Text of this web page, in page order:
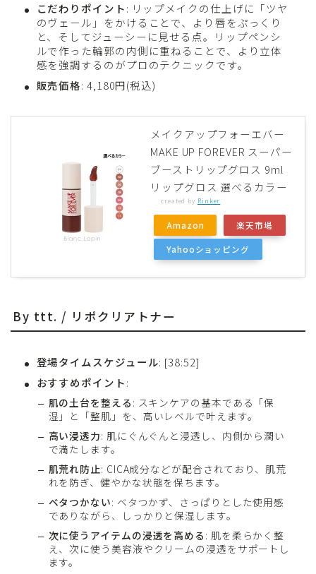
こだわりポイント: リップメイクの仕上げに「ツヤ
のヴェール」をかけることで、より唇をぷっくり
と、そしてジューシーに見せる点。リップペンシ
ルで作った輪郭の内側に重ねることで、より立体
感を強調するのがプロのテクニックです。
販売価格: 4,180円(税込)
メイクアップフォーエバー
MAKE UP FOREVER スーパー
ブーストリップグロス 9ml
リップグロス 選べるカラー
created by Rinker
Amazon 楽天市場
Yahooショッピング
By ttt. / リポクリアトナー
登場タイムスケジュール: [38:52]
おすすめポイント:
肌の土台を整える : スキンケアの基本である「保
湿」と「整肌」を、高いレベルで叶えます。
高い浸透力: 肌にぐんぐんと浸透し、内側から潤い
で満たします。
肌荒れ防止: CICA成分などが配合されており、肌荒
れを防ぎ、健やかな状態を保ちます。
ベタつかない: ベタつかず、さっぱりとした使用感
でありながら、しっかりと保湿します。
次に使うアイテムの浸透を高める : 肌を柔らかく整
え、次に使う美容液やクリームの浸透をサポートし
ます。